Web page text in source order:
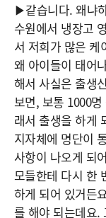
▶같습니다. 왜냐
수원에서 냉장고
서 저희가 많은 케
왜 아이들이 태어
해서 사실은 출생
보면, 보통 1000
래서 출생을 하게
지자체에 명단이
사항이 나오게 되
모들한테 다시 한
하게 되어 있거든
를 해야 되는데요.